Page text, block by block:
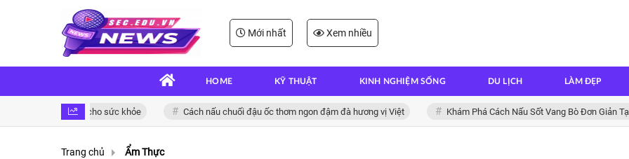
Mới nhất Xem nhiều
HOME KỸ THUẬT KINH NGHIỆM SỐNG DU LỊCH LÀM ĐẸP
và bổ dưỡng cho sức khỏe Cách nấu chuối đậu ốc thơm ngon đậm đà hương vị Việt Khám Phá Cách Nấu Sốt Vang Bò Đơn Giản Tại Nhà
Trang chủ Ẩm Thực